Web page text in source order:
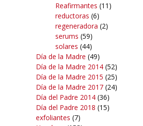
Reafirmantes (11)
reductoras (6)
regeneradora (2)
serums (59)
solares (44)
Día de la Madre (49)
Día de la Madre 2014 (52)
Día de la Madre 2015 (25)
Día de la Madre 2017 (24)
Día del Padre 2014 (36)
Día del Padre 2018 (15)
exfoliantes (7)